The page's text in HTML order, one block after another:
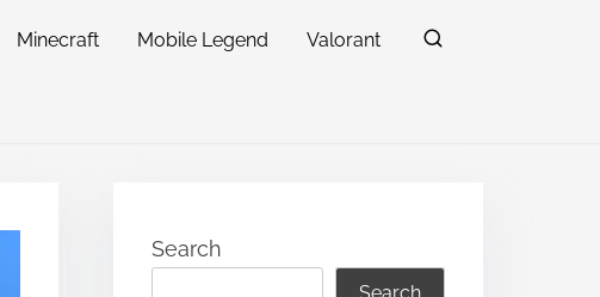
Minecraft Mobile Legend Valorant
Search
Search